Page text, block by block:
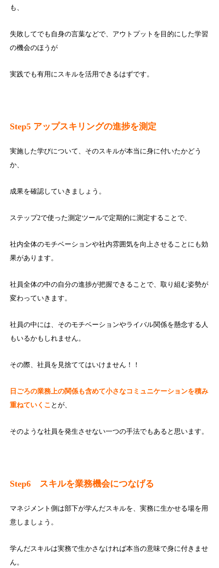
も、
失敗してでも自身の言葉などで、アウトプットを目的にした学習
の機会のほうが
実践でも有用にスキルを活用できるはずです。
Step5 アップスキリングの進捗を測定
実施した学びについて、そのスキルが本当に身に付いたかどう
か、
成果を確認していきましょう。
ステップ2で使った測定ツールで定期的に測定することで、
社内全体のモチベーションや社内雰囲気を向上させることにも効
果があります。
社員全体の中の自分の進捗が把握できることで、取り組む姿勢が
変わっていきます。
社員の中には、そのモチベーションやライバル関係を懸念する人
もいるかもしれません。
その際、社員を見捨ててはいけません！！
日ごろの業務上の関係も含めて小さなコミュニケーションを積み
重ねていくこ とが、
そのような社員を発生させない一つの手法でもあると思います。
Step6 スキルを業務機会につなげる
マネジメント側は部下が学んだスキルを、実務に生かせる場を用
意しましょう。
学んだスキルは実務で生かさなければ本当の意味で身に付きませ
ん。